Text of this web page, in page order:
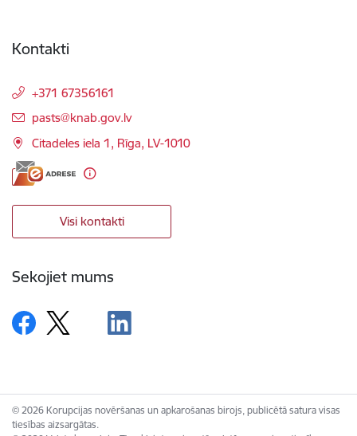
Kontakti
+371 67356161
E-pasts:
pasts@knab.gov.lv
Citadeles iela 1, Rīga, LV-1010
Visi kontakti
Sekojiet mums
© 2026 Korupcijas novēršanas un apkarošanas birojs, publicētā satura visas
tiesības aizsargātas.